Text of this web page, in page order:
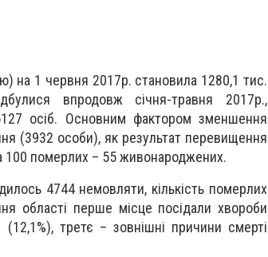
на 1 червня 2017р. становила 1280,1 тис.
впродовж січня-травня 2017р.,
осіб. Основним фактором зменшення
(3932 особи), як результат перевищення
100 померлих – 55 живонароджених.
4744 немовляти, кількість померлих
області перше місце посідали хвороби
третє – зовнішні причини смерті